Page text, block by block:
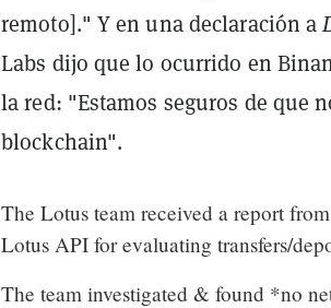
remoto]." Y en una declaración a
Labs dijo que lo ocurrido en
la red: "Estamos seguros de que
blockchain".
The Lotus team received a report
Lotus API for evaluating transfers/
The team investigated & found *no